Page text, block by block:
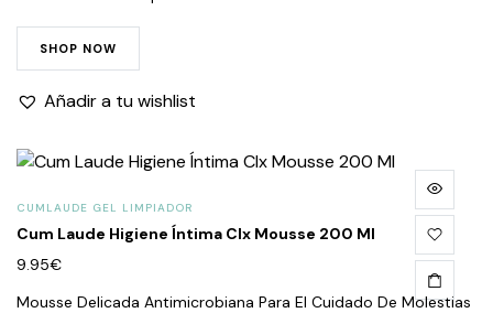
SHOP NOW
Añadir a tu wishlist
CUMLAUDE GEL LIMPIADOR
Cum Laude Higiene Íntima Clx Mousse 200 Ml
9.95€
Mousse Delicada Antimicrobiana Para El Cuidado De Molestias